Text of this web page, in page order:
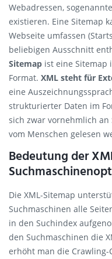
Webadressen,
existieren. Eine Sitemap
Webseite umfassen
beliebigen Ausschnitt
Sitemap ist eine Sitemap
Format. XML steht für
eine
strukturierter Daten im
sich zwar vornehmlich an
vom Menschen gelesen
Bedeutung der
Die XML-Sitemap
Suchmaschinen alle
in den Suchindex
den Suchmaschinen die
erhöht man die